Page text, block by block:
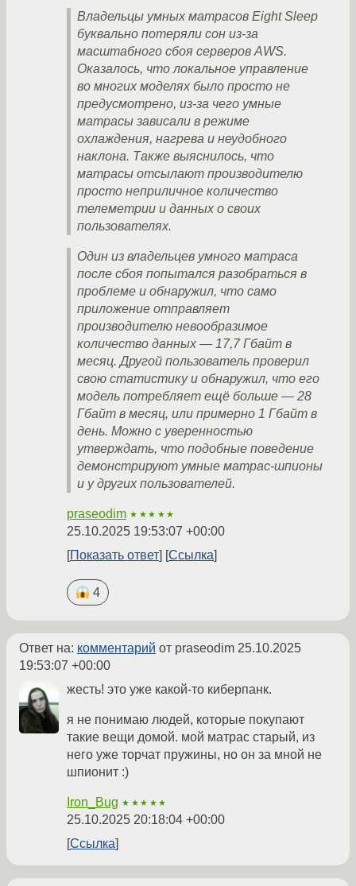
Владельцы умных матрасов Eight Sleep
буквально потеряли сон из-за
масштабного сбоя серверов AWS.
Оказалось, что локальное управление
во многих моделях было просто не
предусмотрено, из-за чего умные
матрасы зависали в режиме
охлаждения, нагрева и неудобного
наклона. Также выяснилось, что
матрасы отсылают производителю
просто неприличное количество
телеметрии и данных о своих
пользователях.
Один из владельцев умного матраса
после сбоя попытался разобраться в
проблеме и обнаружил, что само
приложение отправляет
производителю невообразимое
количество данных — 17,7 Гбайт в
месяц. Другой пользователь проверил
свою статистику и обнаружил, что его
модель потребляет ещё больше — 28
Гбайт в месяц, или примерно 1 Гбайт в
день. Можно с уверенностью
утверждать, что подобные поведение
демонстрируют умные матрас-шпионы
и у других пользователей.
praseodim ★★★★★
25.10.2025 19:53:07 +00:00
Показать ответ
Ссылка
4
Ответ на: комментарий от praseodim 25.10.2025
19:53:07 +00:00
жесть! это уже какой-то киберпанк.
я не понимаю людей, которые покупают
такие вещи домой. мой матрас старый, из
него уже торчат пружины, но он за мной не
шпионит :)
Iron_Bug ★★★★★
25.10.2025 20:18:04 +00:00
Ссылка